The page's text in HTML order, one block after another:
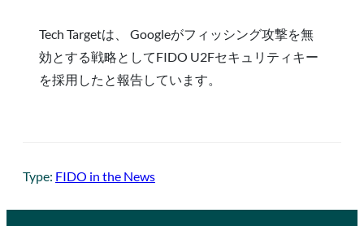
Tech Targetは、 Googleがフィッシング攻撃を無
効とする戦略としてFIDO U2Fセキュリティキー
を採用したと報告しています。
Type: FIDO in the News